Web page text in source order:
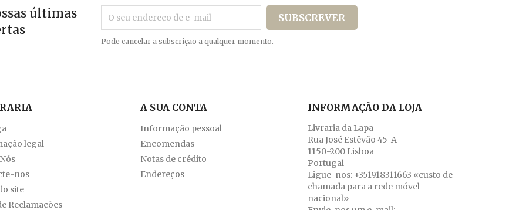
últimas
Pode cancelar a subscrição a qualquer momento.
legal
nos
site
Reclamações
A SUA CONTA
Informação pessoal
Encomendas
Notas de crédito
Endereços
INFORMAÇÃO DA LOJA
Livraria da Lapa
Rua José Estêvão 45-A
1150-200 Lisboa
Portugal
Ligue-nos: +351918311663 «custo de
chamada para a rede móvel
nacional»